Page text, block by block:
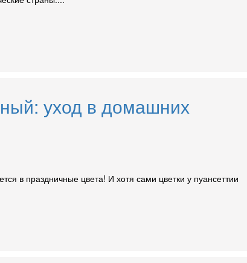
уход в домашних
в праздничные цвета! И хотя сами цветки у пуансеттии